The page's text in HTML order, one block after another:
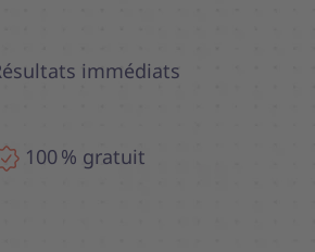
immédiats
100 % gratuit